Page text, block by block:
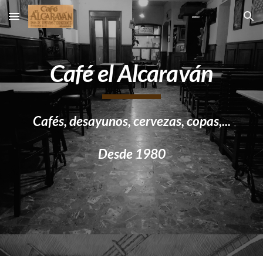
Skip to main content Skip to navigation
Café el Alcaraván
Cafés, desayunos, cervezas, copas,...
Desde 1980